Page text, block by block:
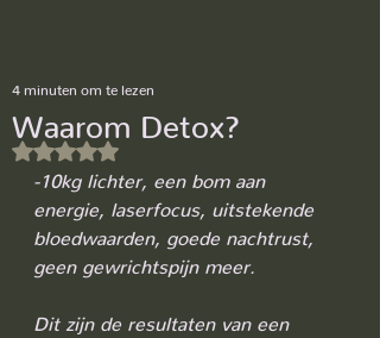
Waarom Detox?
4 minuten om te lezen
Beoordeeld met NaN uit 5 sterren.
-10kg lichter, een bom aan
energie, laserfocus, uitstekende
bloedwaarden, goede nachtrust,
geen gewrichtspijn meer.
Dit zijn de resultaten van een